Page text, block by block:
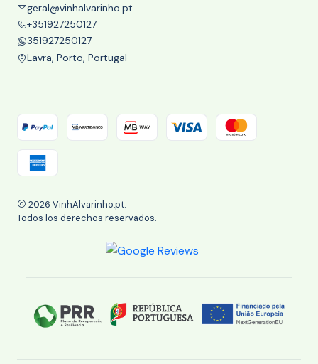
geral@vinhalvarinho.pt
+351927250127
351927250127
Lavra, Porto, Portugal
2026 VinhAlvarinho.pt.
Todos los derechos reservados.